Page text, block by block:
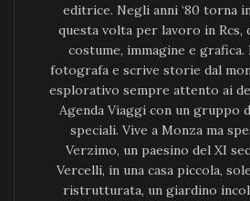
editrice. Negli anni ‘80 torna
questa volta per lavoro in Rcs,
costume, immagine e
fotografa e scrive storie dal
esplorativo sempre attento ai
Agenda Viaggi con un gruppo
speciali. Vive a Monza ma
Verzimo, un paesino del XI
Vercelli, in una casa piccola,
ristrutturata, un giardino